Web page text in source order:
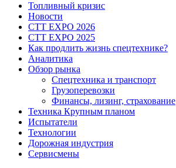
Топливный кризис
Новости
CTT EXPO 2026
CTT EXPO 2025
Как продлить жизнь спецтехнике?
Аналитика
Обзор рынка
Спецтехника и транспорт
Грузоперевозки
Финансы, лизинг, страхование
Техника Крупным планом
Испытатели
Технологии
Дорожная индустрия
Сервисмены